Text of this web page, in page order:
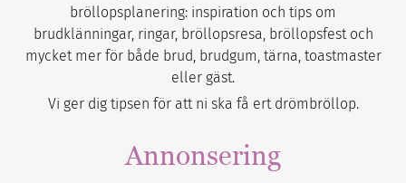
bröllopsplanering: inspiration och tips om
brudklänningar, ringar, bröllopsresa, bröllopsfest och
mycket mer för både brud, brudgum, tärna, toastmaster
eller gäst.
Vi ger dig tipsen för att ni ska få ert drömbröllop.
Annonsering